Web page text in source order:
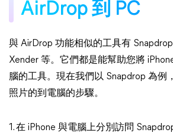
AirDrop 到 PC
與 AirDrop 功能相似的工具有
Xender 等。它們都是能幫助您將
腦的工具。現在我們以 Snapdrop 為例
照片的到電腦的步驟。
1. 在 iPhone 與電腦上分別訪問